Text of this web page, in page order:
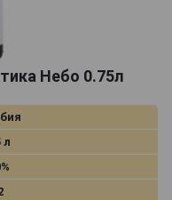
Небо 0.75л
л